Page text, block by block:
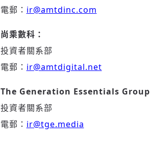
電郵： ir@amtdinc.com
尚乘數科：
投資者關系部
電郵： ir@amtdigital.net
The Generation Essentials Group
投資者關系部
電郵： ir@tge.media